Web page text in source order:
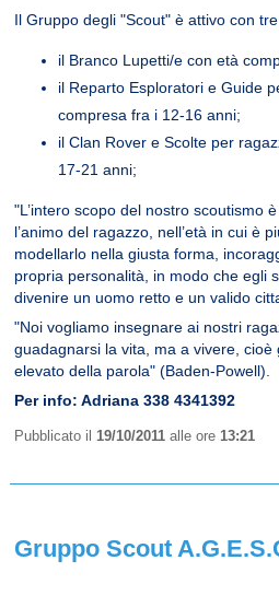
Il Gruppo degli "Scout" è attivo con
il Branco Lupetti/e con età
il Reparto Esploratori e Guide
compresa fra i 12-16 anni;
il Clan Rover e Scolte per
17-21 anni;
"L’intero scopo del nostro scoutismo
l’animo del ragazzo, nell’età in cui è
modellarlo nella giusta forma,
propria personalità, in modo che egli
divenire un uomo retto e un valido
"Noi vogliamo insegnare ai nostri
guadagnarsi la vita, ma a vivere, cioè
elevato della parola" (Baden-Powell).
Per info: Adriana 338 4341392
Pubblicato il19/10/2011 alle ore13:21
Gruppo Scout